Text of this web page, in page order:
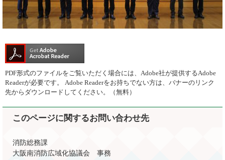
PDF形式のファイルをご覧いただく場合には、Adobe社が提供するAdobe
Readerが必要です。
Adobe Readerをお持ちでない方は、バナーのリンク
先からダウンロードしてください。（無料）
このページに関するお問い合わせ先
消防総務課
大阪南消防広域化協議会 事務